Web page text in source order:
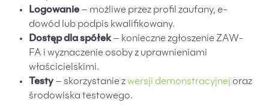
Logowanie – możliwe przez profil zaufany, e-
dowód lub podpis kwalifikowany.
Dostęp dla spółek– konieczne zgłoszenie ZAW-
FA i wyznaczenie osoby z uprawnieniami
właścicielskimi.
Testy – skorzystanie zwersji demonstracyjnej oraz
środowiska testowego.